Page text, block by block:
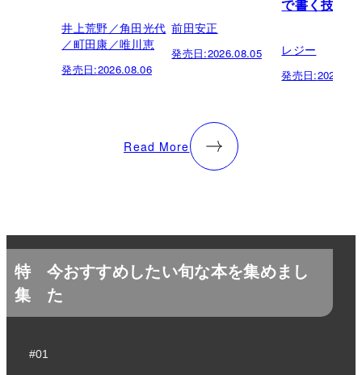
井上荒野／角田光代
／町田康／唯川恵
発売日:2026.08.06
前田安正
発売日:2026.08.05
で書く技術
レジー
発売日:
Read More
特
集
今おすすめしたい旬な本を集めまし
た
#01